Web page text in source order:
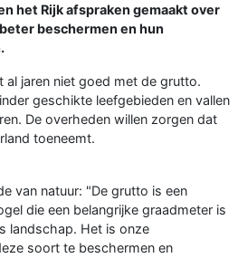
het Rijk afspraken gemaakt over
beschermen en hun
al jaren niet goed met de grutto.
geschikte leefgebieden en vallen
De overheden willen zorgen dat
toeneemt.
van natuur: "De grutto is een
die een belangrijke graadmeter is
landschap. Het is onze
soort te beschermen en